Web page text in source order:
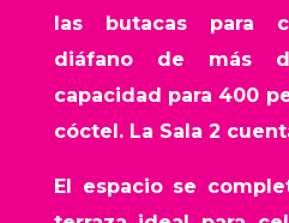
las butacas para
diáfano de más
capacidad para 400
cóctel. La Sala 2
El espacio se